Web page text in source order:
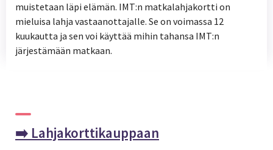
muistetaan läpi elämän. IMT:n matkalahjakortti on
mieluisa lahja vastaanottajalle. Se on voimassa 12
kuukautta ja sen voi käyttää mihin tahansa IMT:n
järjestämään matkaan.
➡️ Lahjakorttikauppaan